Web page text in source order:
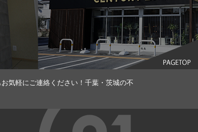
気軽にご連絡ください！千葉・茨城の不